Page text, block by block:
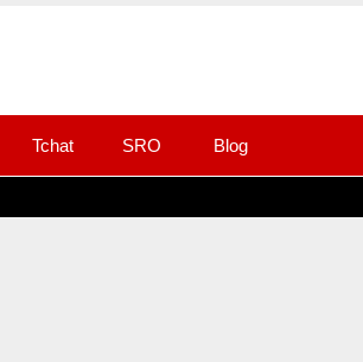
Tchat SRO Blog